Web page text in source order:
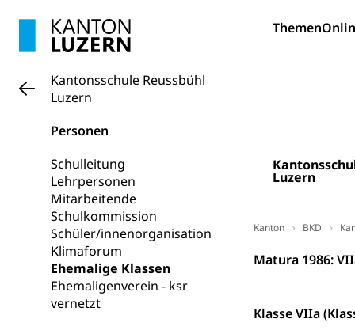
Themen
Luzern
Kantonsschule Reussbühl
Luzern
Personen
Schulleitung
Lehrpersonen
Mitarbeitende
Schulkommission
Schüler/innenorganisation
Klimaforum
Ehemalige Klassen
Ehemaligenverein - ksr
vernetzt
Kanton BKD
Matura 1986:
Klasse VIIa
Kindergarten,
Frühe
Erschöpfung,